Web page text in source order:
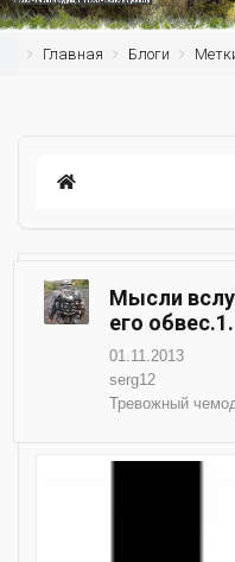
Главная Блоги
Мысли
его обвес.1.
01.11.2013
serg12
Тревожный